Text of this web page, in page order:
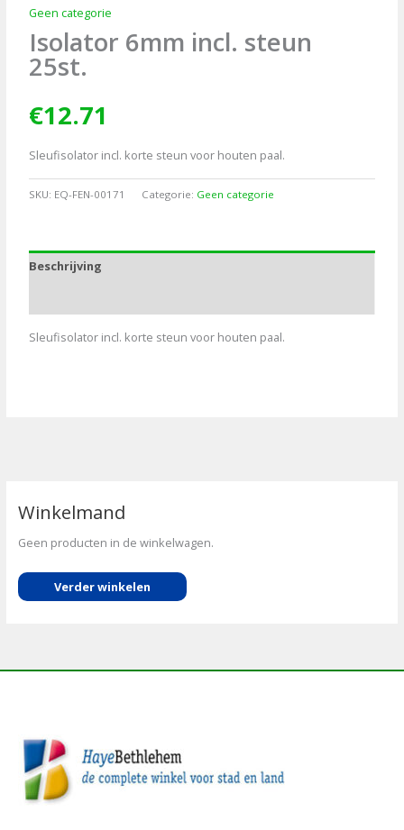
Geen categorie
Isolator 6mm incl. steun
25st.
€12.71
Sleufisolator incl. korte steun voor houten paal.
SKU: EQ-FEN-00171 Categorie: Geen categorie
Beschrijving
Sleufisolator incl. korte steun voor houten paal.
Winkelmand
Geen producten in de winkelwagen.
Verder winkelen